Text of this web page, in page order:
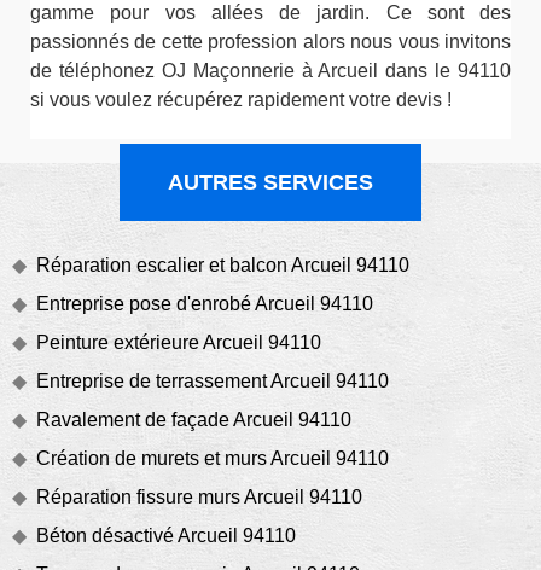
gamme pour vos allées de jardin. Ce sont des
passionnés de cette profession alors nous vous invitons
de téléphonez OJ Maçonnerie à Arcueil dans le 94110
si vous voulez récupérez rapidement votre devis !
AUTRES SERVICES
Réparation escalier et balcon Arcueil 94110
Entreprise pose d'enrobé Arcueil 94110
Peinture extérieure Arcueil 94110
Entreprise de terrassement Arcueil 94110
Ravalement de façade Arcueil 94110
Création de murets et murs Arcueil 94110
Réparation fissure murs Arcueil 94110
Béton désactivé Arcueil 94110